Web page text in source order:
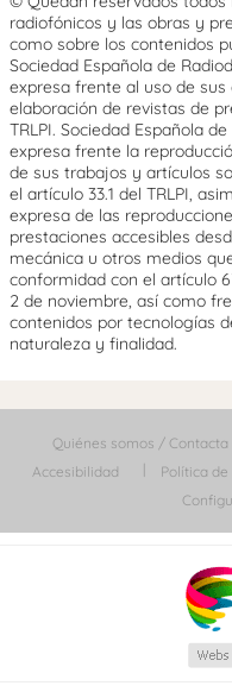
radiofónicos y las obras y
como sobre los contenidos
Sociedad Española de
expresa frente al uso de
elaboración de revistas de
TRLPI. Sociedad Española
expresa frente la
de sus trabajos y artículos
el artículo 33.1 del TRLPI,
expresa de las
prestaciones accesibles
mecánica u otros medios
conformidad con el artículo
2 de noviembre, así como
contenidos por tecnologías
naturaleza y finalidad.
Quiénes somos / Contacta
Accesibilidad
Política